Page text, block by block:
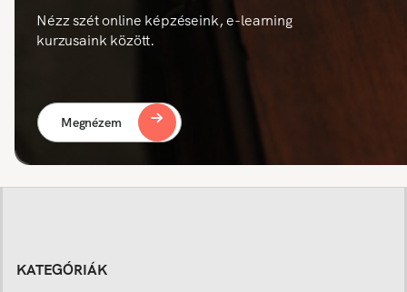
Nézz szét online képzéseink, e-learning
kurzusaink között.
Megnézem
KATEGÓRIÁK